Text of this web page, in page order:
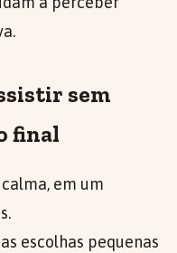
sem
final
em um
escolhas pequenas